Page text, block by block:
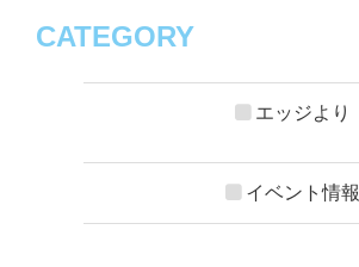
CATEGORY
エッジより
イベント情報